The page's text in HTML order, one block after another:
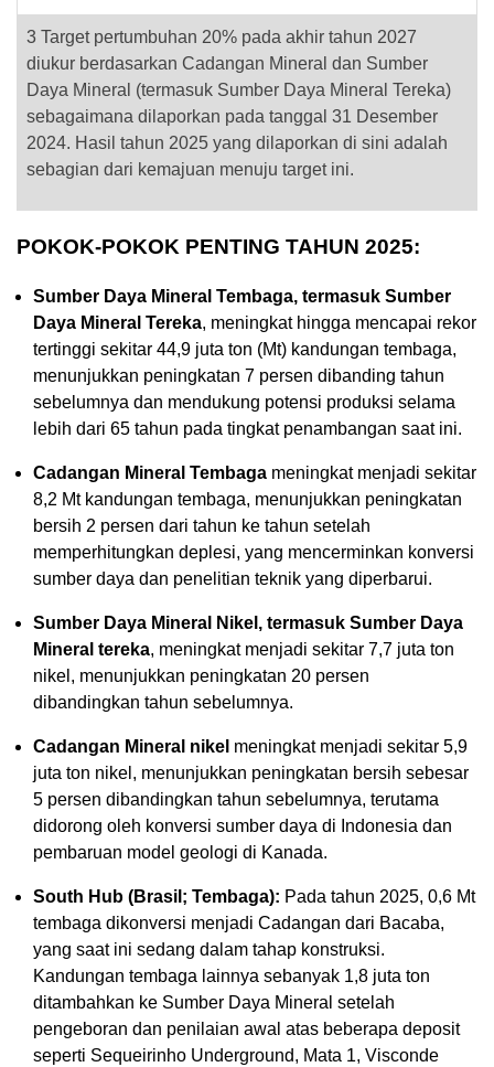
3 Target pertumbuhan 20% pada akhir tahun 2027
diukur berdasarkan Cadangan Mineral dan Sumber
Daya Mineral (termasuk Sumber Daya Mineral Tereka)
sebagaimana dilaporkan pada tanggal 31 Desember
2024. Hasil tahun 2025 yang dilaporkan di sini adalah
sebagian dari kemajuan menuju target ini.
POKOK-POKOK PENTING TAHUN 2025:
Sumber Daya Mineral Tembaga, termasuk Sumber
Daya Mineral Tereka, meningkat hingga mencapai rekor
tertinggi sekitar 44,9 juta ton (Mt) kandungan tembaga,
menunjukkan peningkatan 7 persen dibanding tahun
sebelumnya dan mendukung potensi produksi selama
lebih dari 65 tahun pada tingkat penambangan saat ini.
Cadangan Mineral Tembaga meningkat menjadi sekitar
8,2 Mt kandungan tembaga, menunjukkan peningkatan
bersih 2 persen dari tahun ke tahun setelah
memperhitungkan deplesi, yang mencerminkan konversi
sumber daya dan penelitian teknik yang diperbarui.
Sumber Daya Mineral Nikel, termasuk Sumber Daya
Mineral tereka, meningkat menjadi sekitar 7,7 juta ton
nikel, menunjukkan peningkatan 20 persen
dibandingkan tahun sebelumnya.
Cadangan Mineral nikel meningkat menjadi sekitar 5,9
juta ton nikel, menunjukkan peningkatan bersih sebesar
5 persen dibandingkan tahun sebelumnya, terutama
didorong oleh konversi sumber daya di Indonesia dan
pembaruan model geologi di Kanada.
South Hub (Brasil; Tembaga): Pada tahun 2025, 0,6 Mt
tembaga dikonversi menjadi Cadangan dari Bacaba,
yang saat ini sedang dalam tahap konstruksi.
Kandungan tembaga lainnya sebanyak 1,8 juta ton
ditambahkan ke Sumber Daya Mineral setelah
pengeboran dan penilaian awal atas beberapa deposit
seperti Sequeirinho Underground, Mata 1, Visconde